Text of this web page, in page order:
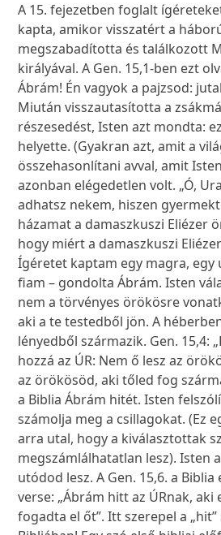
A 15. fejezetben foglalt
kapta, amikor visszatért a
megszabadította és találkozott
királyával. A Gen. 15,1-ben ezt
Ábrám! Én vagyok a pajzsod:
Miután visszautasította a
részesedést, Isten azt mondta:
helyette. (Gyakran azt, amit a
összehasonlítani avval, amit
azonban elégedetlen volt. „Ó,
adhatsz nekem, hiszen
házamat a damaszkuszi Eliézer
hogy miért a damaszkuszi
Ígéretet kaptam egy magra, egy
fiam – gondolta Ábrám. Isten
nem a törvényes örökösre
aki a te testedből jön. A
lényedből származik. Gen. 15,4:
hozzá az ÚR: Nem ő lesz az
az örökösöd, aki tőled fog
a Biblia Ábrám hitét. Isten
számolja meg a csillagokat. (Ez
arra utal, hogy a kiválasztottak
megszámlálhatatlan lesz). Isten
utódod lesz. A Gen. 15,6. a Biblia
verse: „Ábrám hitt az ÚRnak, aki
fogadta el őt”. Itt szerepel a